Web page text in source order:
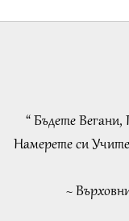
34:10
32:19
Поредица за древните
“ Бъдете
Намерете си
~